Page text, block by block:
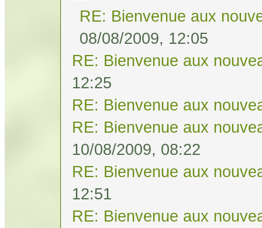
RE: Bienvenue aux
08/08/2009, 12:05
RE: Bienvenue aux
12:25
RE: Bienvenue aux
RE: Bienvenue aux
10/08/2009, 08:22
RE: Bienvenue aux
12:51
RE: Bienvenue aux